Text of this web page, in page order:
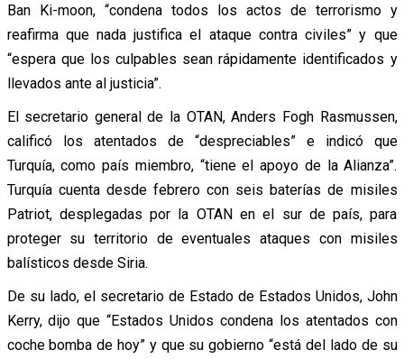
Ban Ki-moon, “condena todos los actos de terrorismo y
reafirma que nada justifica el ataque contra civiles” y que
“espera que los culpables sean rápidamente identificados y
llevados ante al justicia”.
El secretario general de la OTAN, Anders Fogh Rasmussen,
calificó los atentados de “despreciables” e indicó que
Turquía, como país miembro, “tiene el apoyo de la Alianza”.
Turquía cuenta desde febrero con seis baterías de misiles
Patriot, desplegadas por la OTAN en el sur de país, para
proteger su territorio de eventuales ataques con misiles
balísticos desde Siria.
De su lado, el secretario de Estado de Estados Unidos, John
Kerry, dijo que “Estados Unidos condena los atentados con
coche bomba de hoy” y que su gobierno “está del lado de su